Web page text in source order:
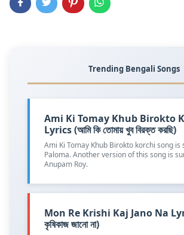
Trending Bengali Songs
Ami Ki Tomay Khub Birokto
Lyrics (আমি কি তোমায় খুব বিরক্ত করছি)
Ami Ki Tomay Khub Birokto korchi song is
Paloma. Another version of this song is
Anupam Roy.
Mon Re Krishi Kaj Jano Na
কৃষিকাজ জানো না)